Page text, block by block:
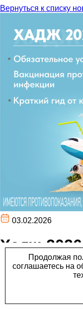
Вернуться к списку
03.02.2026
Хадж-
в Перми.
цены.